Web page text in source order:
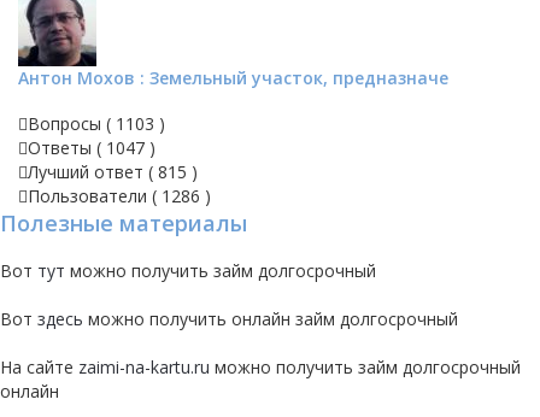
Антон Мохов : Земельный участок, предназначе
Вопросы ( 1103 )
Ответы ( 1047 )
Лучший ответ ( 815 )
Пользователи ( 1286 )
Полезные материалы
Вот тут можно получить займ долгосрочный
Вот здесь можно получить онлайн займ долгосрочный
На сайте zaimi-na-kartu.ru можно получить займ долгосрочный
онлайн